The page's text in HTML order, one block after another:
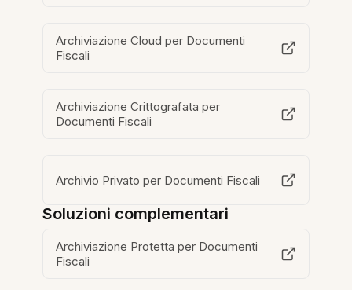
Archiviazione Cloud per Documenti
Fiscali
Archiviazione Crittografata per
Documenti Fiscali
Archivio Privato per Documenti Fiscali
Soluzioni complementari
Archiviazione Protetta per Documenti
Fiscali